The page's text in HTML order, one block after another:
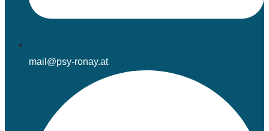
mail@psy-ronay.at